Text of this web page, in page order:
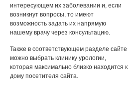
интересующем их заболевании и, если
возникнут вопросы, то имеют
возможность задать их напрямую
нашему врачу через консультацию.
Также в соответствующем разделе сайте
можно выбрать клинику урологии,
которая максимально близко находится к
дому посетителя сайта.